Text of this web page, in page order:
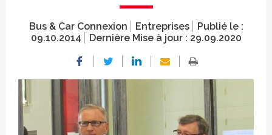
Bus & Car Connexion Entreprises
Publié le :
09.10.2014
Dernière Mise à jour : 29.09.2020